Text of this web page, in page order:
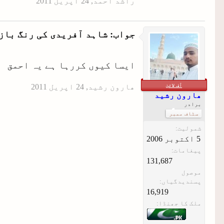
آف لائن
ھارون رشید
برادر
سٹاف ممبر
شمولیت:
‏5 اکتوبر 2006
پیغامات:
131,687
موصول
پسندیدگیاں:
16,919
ملک کا جھنڈا:
جواب: شاہد آفریدی کی رنگ
ایسا کیوں کررہا ہے یہ احمق
ھارون رشید , ‏24 اپریل 2011